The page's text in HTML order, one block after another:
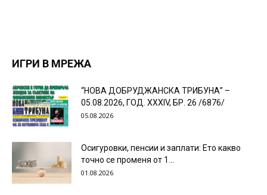
ИГРИ В МРЕЖА
“НОВА ДОБРУДЖАНСКА ТРИБУНА” –
05.08.2026, ГОД. XXХIV, БР. 26 /6876/
05.08.2026
Осигуровки, пенсии и заплати: Ето какво
точно се променя от 1...
01.08.2026